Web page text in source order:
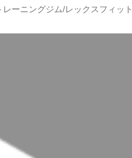
ーニングジム/レックスフィット